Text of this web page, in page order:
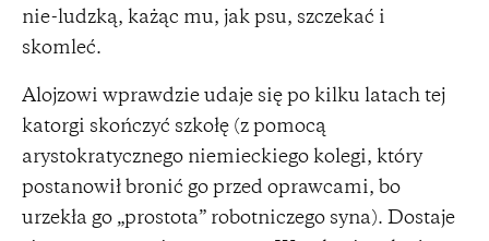
nie-ludzką, każąc mu, jak psu, szczekać i
skomleć.
Alojzowi wprawdzie udaje się po kilku latach tej
katorgi skończyć szkołę (z pomocą
arystokratycznego niemieckiego kolegi, który
postanowił bronić go przed oprawcami, bo
urzekła go „prostota” robotniczego syna). Dostaje